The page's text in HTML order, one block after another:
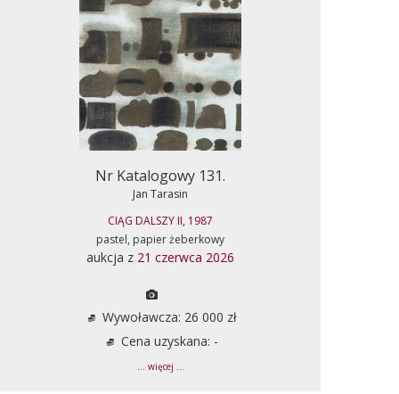
Nr Katalogowy 131.
Jan Tarasin
CIĄG DALSZY II, 1987
pastel, papier żeberkowy
aukcja z 21 czerwca 2026
Wywoławcza: 26 000 zł
Cena uzyskana: -
... więcej ...